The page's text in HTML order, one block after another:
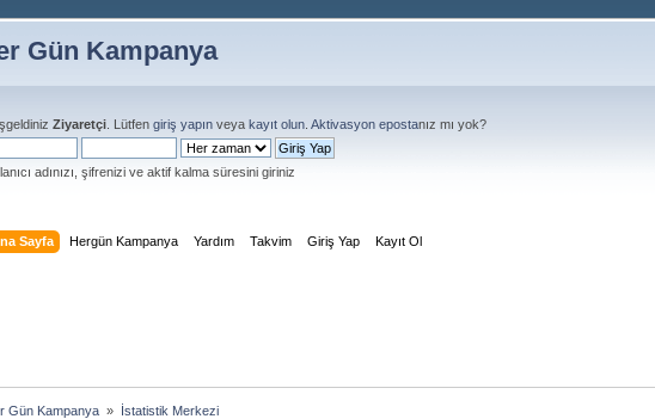
Gün Kampanya
Ziyaretçi . Lütfen giriş yapın veya kayıt olun Aktivasyon epostanız mı yok?
adınızı, şifrenizi ve aktif kalma süresini giriniz
Sayfa Hergün Kampanya Yardım Takvim Giriş Yap Kayıt Ol
Gün Kampanya » İstatistik Merkezi